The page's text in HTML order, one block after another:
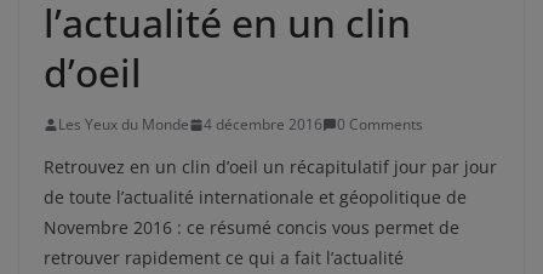
l’actualité en un clin
d’oeil
Les Yeux du Monde 4 décembre 2016 0 Comments
Retrouvez en un clin d’oeil un récapitulatif jour par jour
de toute l’actualité internationale et géopolitique de
Novembre 2016 : ce résumé concis vous permet de
retrouver rapidement ce qui a fait l’actualité